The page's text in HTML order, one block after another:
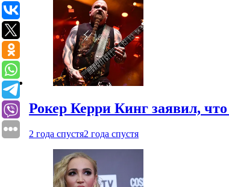
Рокер Керри Кинг заявил,
2 года спустя2 года спустя